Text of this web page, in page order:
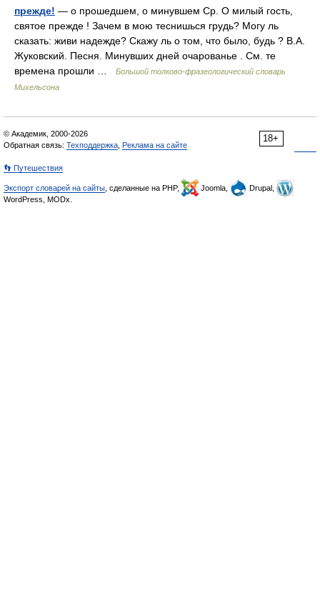
прежде! — о прошедшем, о минувшем Ср. О милый гость,
святое прежде ! Зачем в мою теснишься грудь? Могу ль
сказать: живи надежде? Скажу ль о том, что было, будь ? В.А.
Жуковский. Песня. Минувших дней очарованье . См. те
времена прошли …
Большой толково-фразеологический словарь
Михельсона
18+
© Академик, 2000-2026
Обратная связь: Техподдержка Реклама на сайте
👣 Путешествия
Экспорт словарей на сайты , сделанные на PHP, Joomla,
Drupal,
WordPress, MODx.